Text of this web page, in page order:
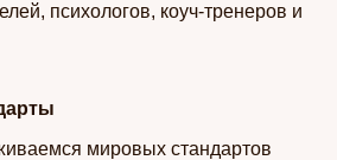
психологов, коуч-тренеров и
мировых стандартов